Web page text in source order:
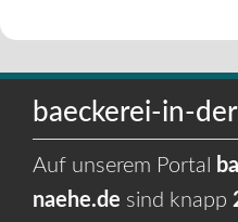
baeckerei-in-
Auf unserem Portal
naehe.de sind knapp